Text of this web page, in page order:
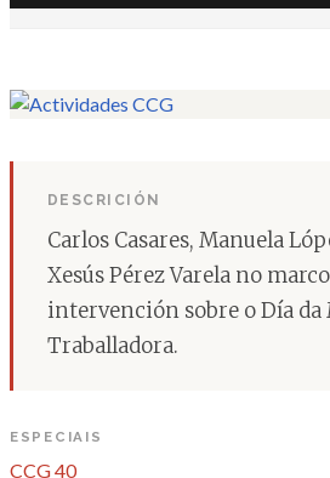
DESCRICIÓN
Carlos Casares, Manuela
Xesús Pérez Varela no
intervención sobre o Día da
Traballadora.
ESPECIAIS
CCG 40